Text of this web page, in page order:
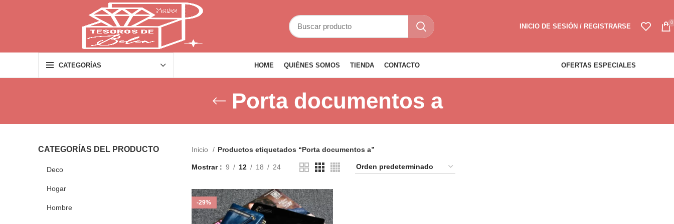
INICIO DE SESIÓN / REGISTRARSE
0
CATEGORÍAS HOME QUIÉNES SOMOS TIENDA CONTACTO OFERTAS ESPECIALES
Porta documentos a
CATEGORÍAS DEL PRODUCTO
Deco
Hogar
Hombre
Inicio Productos etiquetados “Porta documentos a”
Mostrar 9 12 18 24
-29%